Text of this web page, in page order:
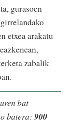
gurasoen
etxea arakatu
zabalik
bat
batera: 900